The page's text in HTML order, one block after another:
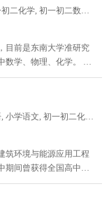
科目：初一初二物理, 初一初二化学, 初一初二数学, ...
目前是东南大学准研究
数学、物理、化学。 可
口...
科目：小学数学, 小学英语, 小学语文, 初一初二化学...
筑环境与能源应用工程
期间曾获得全国高中生
国化学奥...